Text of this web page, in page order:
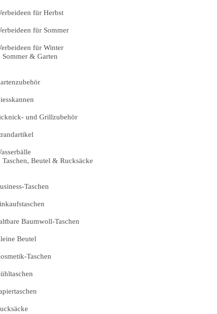
für Herbst
für Sommer
für Winter
Sommer & Garten
und Grillzubehör
Taschen, Beutel & Rucksäcke
Taschen
Baumwoll-Taschen
Beutel
Taschen